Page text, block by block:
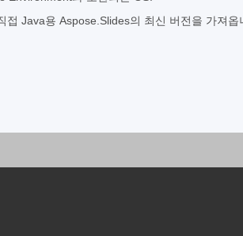
접 Java용 Aspose.Slides의 최신 버전을 가져옵